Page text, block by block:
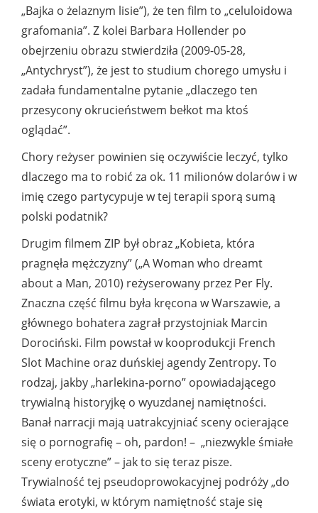
„Bajka o żelaznym lisie”), że ten film to „celuloidowa
grafomania”. Z kolei Barbara Hollender po
obejrzeniu obrazu stwierdziła (2009-05-28,
„Antychryst”), że jest to studium chorego umysłu i
zadała fundamentalne pytanie „dlaczego ten
przesycony okrucieństwem bełkot ma ktoś
oglądać”.
Chory reżyser powinien się oczywiście leczyć, tylko
dlaczego ma to robić za ok. 11 milionów dolarów i w
imię czego partycypuje w tej terapii sporą sumą
polski podatnik?
Drugim filmem ZIP był obraz „Kobieta, która
pragnęła mężczyzny” („A Woman who dreamt
about a Man, 2010) reżyserowany przez Per Fly.
Znaczna część filmu była kręcona w Warszawie, a
głównego bohatera zagrał przystojniak Marcin
Dorociński. Film powstał w kooprodukcji French
Slot Machine oraz duńskiej agendy Zentropy. To
rodzaj, jakby „harlekina-porno” opowiadającego
trywialną historyjkę o wyuzdanej namiętności.
Banał narracji mają uatrakcyjniać sceny ocierające
się o pornografię – oh, pardon! – „niezwykle śmiałe
sceny erotyczne” – jak to się teraz pisze.
Trywialność tej pseudoprowokacyjnej podróży „do
świata erotyki, w którym namiętność staje się